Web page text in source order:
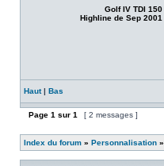
Golf IV TDI 150
Highline de Sep 2001
Haut| Bas
Page 1 sur 1 [ 2 messages ]
Index du forum » Personnalisation »